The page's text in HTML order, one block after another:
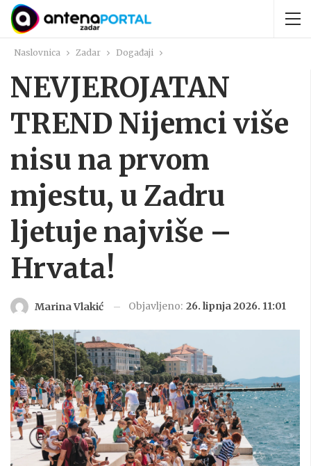
Naslovnica Zadar Događaji
NEVJEROJATAN
TREND Nijemci više
nisu na prvom
mjestu, u Zadru
ljetuje najviše –
Hrvata!
Marina Vlakić Objavljeno: 26. lipnja 2026. 11:01